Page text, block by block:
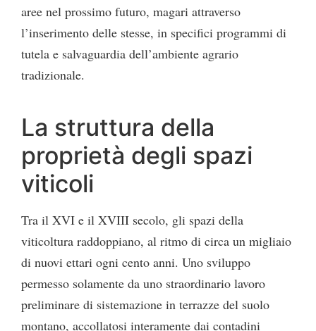
aree nel prossimo futuro, magari attraverso
l’inserimento delle stesse, in specifici programmi di
tutela e salvaguardia dell’ambiente agrario
tradizionale.
La struttura della
proprietà degli spazi
viticoli
Tra il XVI e il XVIII secolo, gli spazi della
viticoltura raddoppiano, al ritmo di circa un migliaio
di nuovi ettari ogni cento anni. Uno sviluppo
permesso solamente da uno straordinario lavoro
preliminare di sistemazione in terrazze del suolo
montano, accollatosi interamente dai contadini